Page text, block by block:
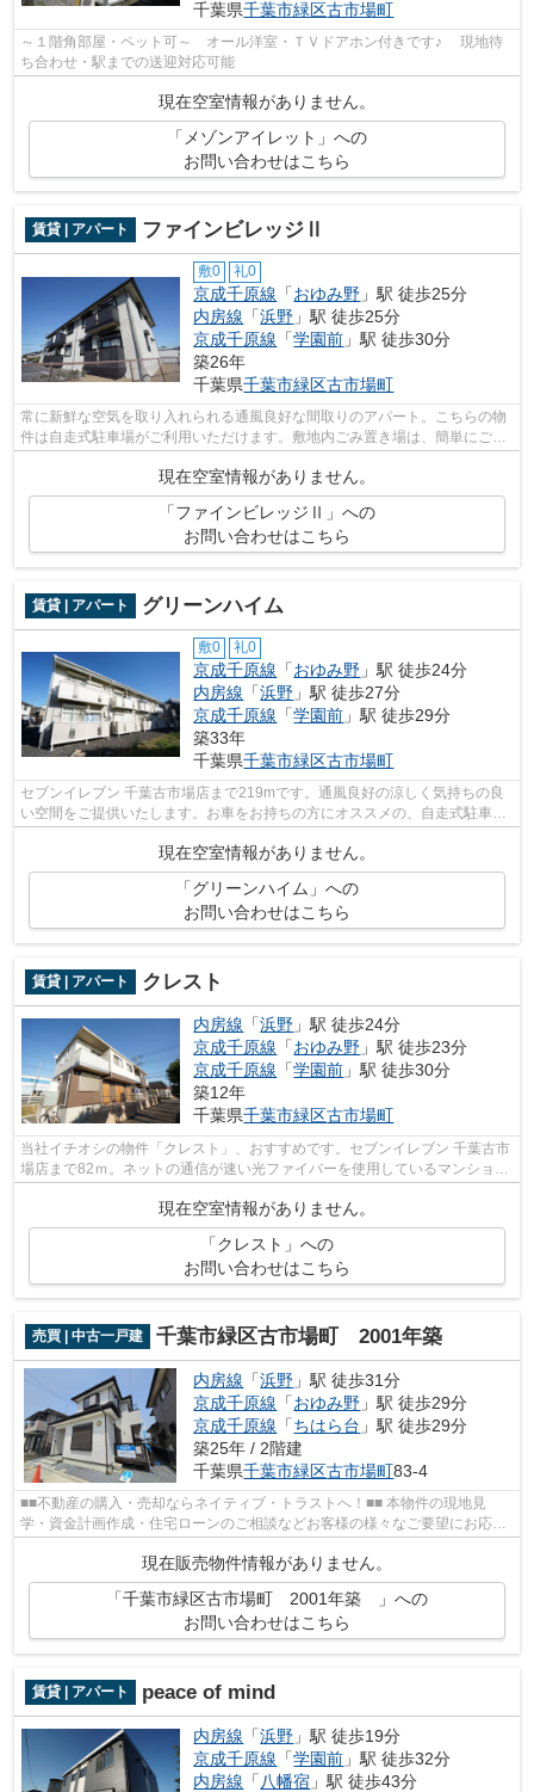
千葉県千葉市緑区古市場町
～１階角部屋・ペット可～ オール洋室・ＴＶドアホン付きです♪ 現地待
ち合わせ・駅までの送迎対応可能
現在空室情報がありません。
「メゾンアイレット」への
お問い合わせはこちら
賃貸 | アパート ファインビレッジⅡ
敷0 礼0
京成千原線 「おゆみ野 」駅 徒歩25分
内房線 「浜野 」駅 徒歩25分
京成千原線 「学園前 」駅 徒歩30分
築26年
千葉県千葉市緑区古市場町
常に新鮮な空気を取り入れられる通風良好な間取りのアパート。こちらの物
件は自走式駐車場がご利用いただけます。敷地内ごみ置き場は、簡単にごみ
現在空室情報がありません。
「ファインビレッジⅡ」への
お問い合わせはこちら
賃貸 | アパート グリーンハイム
敷0 礼0
京成千原線 「おゆみ野 」駅 徒歩24分
内房線 「浜野 」駅 徒歩27分
京成千原線 「学園前 」駅 徒歩29分
築33年
千葉県千葉市緑区古市場町
セブンイレブン 千葉古市場店まで219mです。通風良好の涼しく気持ちの良
い空間をご提供いたします。お車をお持ちの方にオススメの、自走式駐車場
を利用できる物件です。千葉市緑区エリ...
現在空室情報がありません。
「グリーンハイム」への
お問い合わせはこちら
賃貸 | アパート クレスト
内房線 「浜野 」駅 徒歩24分
京成千原線 「おゆみ野 」駅 徒歩23分
京成千原線 「学園前 」駅 徒歩30分
築12年
千葉県千葉市緑区古市場町
当社イチオシの物件「クレスト」、おすすめです。セブンイレブン 千葉古市
場店まで82ｍ。ネットの通信が速い光ファイバーを使用しているマンション
です。駐輪場も設けられてあり、決ま...
現在空室情報がありません。
「クレスト」への
お問い合わせはこちら
売買 | 中古一戸建 千葉市緑区古市場町 2001年築
内房線 「浜野 」駅 徒歩31分
京成千原線 「おゆみ野 」駅 徒歩29分
京成千原線 「ちはら台 」駅 徒歩29分
築25年 / 2階建
千葉県千葉市緑区古市場町83-4
■■不動産の購入・売却ならネイティブ・トラストへ！■■ 本物件の現地見
学・資金計画作成・住宅ローンのご相談などお客様の様々なご要望にお応え
現在販売物件情報がありません。
「千葉市緑区古市場町 2001年築 」への
お問い合わせはこちら
賃貸 | アパート peace of mind
内房線 「浜野 」駅 徒歩19分
京成千原線 「学園前 」駅 徒歩32分
内房線 「八幡宿 」駅 徒歩43分